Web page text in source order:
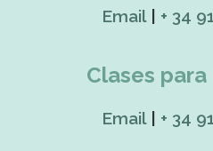
Email| + 34
Clases
Email| + 34